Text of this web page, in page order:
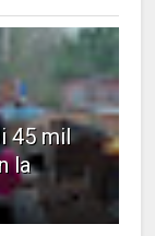
45 mil
la